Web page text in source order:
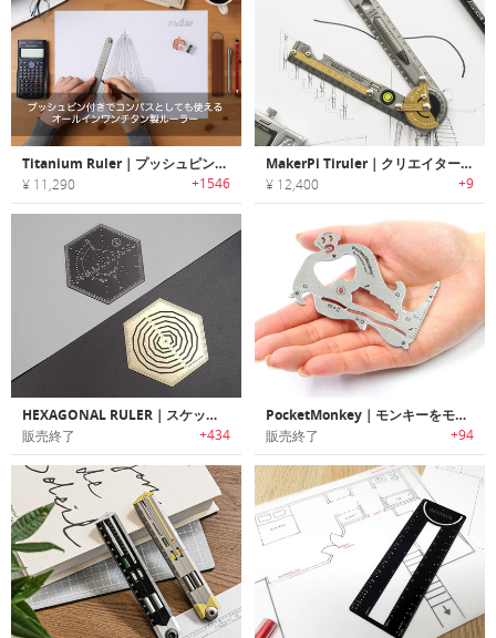
Titanium Ruler｜プッシュピン付きでコンパスとしても使えるオールインワンチタン製ルーラー
¥ 11,290 +1546
MakerPi Tiruler｜クリエイターやデザイナーに最適な、多機能なチタン製ルーラー
¥ 12,400 +9
HEXAGONAL RULER｜スケッチに便利な六角形ルーラー「ヘキサゴナルルーラー」
販売終了 +434
PocketMonkey｜モンキーをモチーフにした多機能マルチツール「ポケットモンキー」
販売終了 +94